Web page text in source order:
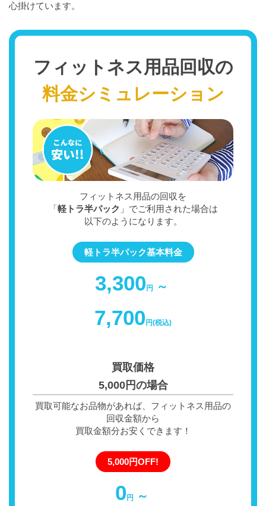
心掛けています。
フィットネス用品回収の
料金シミュレーション
フィットネス用品の回収を
「軽トラ半パック 」でご利用された場合は
以下のようになります。
軽トラ半パック基本料金
3,300 円 ～
7,700 円(税込)
買取価格
5,000円の場合
買取可能なお品物があれば、フィットネス用品の
回収金額から
買取金額分お安くできます！
5,000円OFF!
0 円 ～